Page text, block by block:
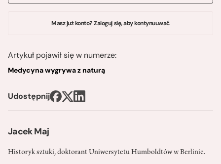
Jacek Maj
Historyk sztuki, doktorant Uniwersytetu Humboldtów w Berlinie.
Masz już konto? Zaloguj się, aby kontynuuwać
Artykuł pojawił się w numerze:
Medycyna wygrywa z naturą
Udostępnij